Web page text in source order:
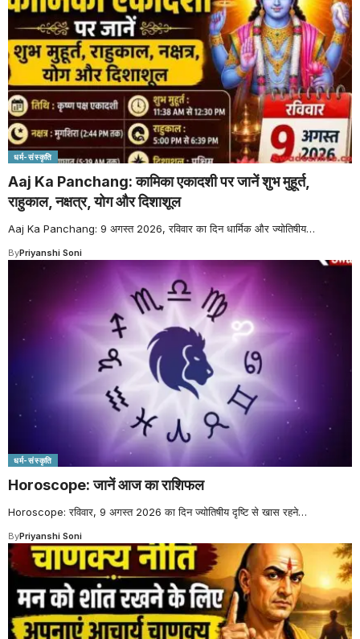
धर्म-संस्कृति
Aaj Ka Panchang: कामिका एकादशी पर जानें शुभ मुहूर्त,
राहुकाल, नक्षत्र, योग और दिशाशूल
Aaj Ka Panchang: 9 अगस्त 2026, रविवार का दिन धार्मिक और ज्योतिषीय…
ByPriyanshi Soni
धर्म-संस्कृति
Horoscope: जानें आज का राशिफल
Horoscope: रविवार, 9 अगस्त 2026 का दिन ज्योतिषीय दृष्टि से खास रहने…
ByPriyanshi Soni